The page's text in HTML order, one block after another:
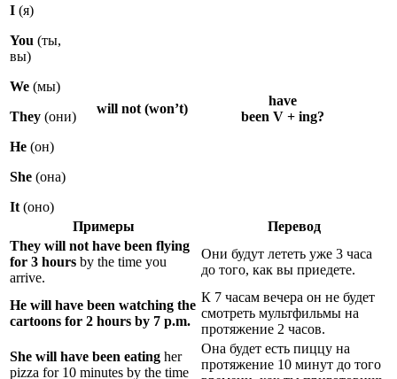
I (я)
You (ты,
вы)
We (мы)
They (они)
He (он)
She (она)
It (оно)
will not (won’t)
have
been V + ing?
Примеры
Перевод
They will not have been flying
for 3 hours by the time you
arrive.
Они будут лететь уже 3 часа
до того, как вы приедете.
He will have been watching the
cartoons for 2 hours by 7 p.m.
К 7 часам вечера он не будет
смотреть мультфильмы на
протяжение 2 часов.
She will have been eating her
pizza for 10 minutes by the time
Она будет есть пиццу на
протяжение 10 минут до того